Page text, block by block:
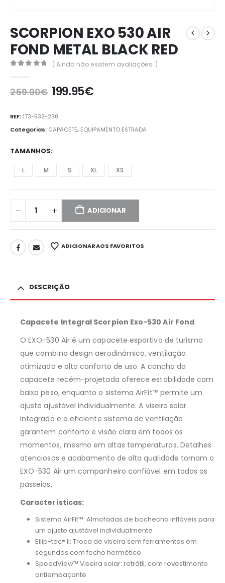
SCORPION EXO 530 AIR
FOND METAL BLACK RED
( Ainda não existem avaliações. )
259.90€ 199.95€
REF: 173-532-238
Categorias: CAPACETE, EQUIPAMENTO ESTRADA
TAMANHOS
L M S XL XS
ADICIONAR
ADICIONAR AOS FAVORITOS
DESCRIÇÃO
Capacete Integral Scorpion Exo-530 Air Fond
O EXO-530 Air é um capacete esportivo de turismo
que combina design aerodinâmico, ventilação
otimizada e alto conforto de uso. A concha do
capacete recém-projetada oferece estabilidade com
baixo peso, enquanto o sistema AirFit™ permite um
ajuste ajustável individualmente. A viseira solar
integrada e o eficiente sistema de ventilação
garantem conforto e visão clara em todos os
momentos, mesmo em altas temperaturas. Detalhes
atenciosos e acabamento de alta qualidade tornam o
EXO-530 Air um companheiro confiável em todos os
passeios.
Características:
Sistema AirFit™: Almofadas de bochecha infláveis para
um ajuste ajustável individualmente
Ellip-tec® II: Troca de viseira sem ferramentas em
segundos com fecho hermético
SpeedView™ Viseira solar: retrátil, com revestimento
antiembaçante